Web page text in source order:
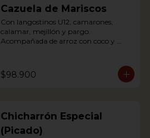
of coconut milk, coriander and grilled
prawns.
Cazuela de Mariscos
Con langostinos U12, camarones,
calamar, mejillón y pargo.
Acompañada de arroz con coco y
Seafood soup containing Shrimp,
mussels, fish and other crustaceans.
$98.900
Chicharrón Especial
(Picado)